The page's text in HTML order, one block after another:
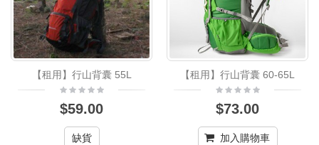
【租用】行山背囊 55L
$59.00
缺貨
【租用】行山背囊 60-65L
$73.00
加入購物車